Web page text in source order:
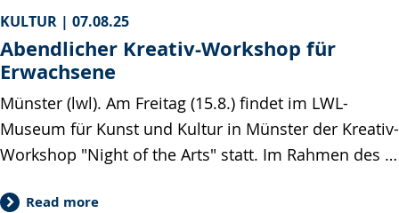
KULTUR | 07.08.25
Abendlicher Kreativ-Workshop für
Erwachsene
Münster (lwl). Am Freitag (15.8.) findet im LWL-
Museum für Kunst und Kultur in Münster der Kreativ-
Workshop "Night of the Arts" statt. Im Rahmen des …
Read more